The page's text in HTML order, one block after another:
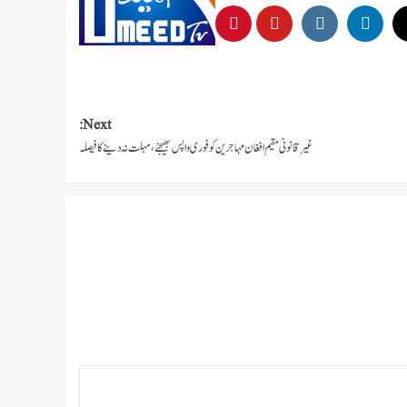
Next:
غیر قانونی مقیم افغان مہاجرین کو فوری واپس بھیجنے، مہلت نہ دینے کا فیصلہ